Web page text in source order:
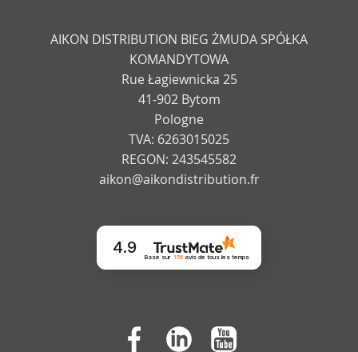
AIKON DISTRIBUTION BIEG ŻMUDA SPÓŁKA
KOMANDYTOWA
Rue Łagiewnicka 25
41-902 Bytom
Pologne
TVA: 6263015025
REGON: 243545582
aikon@aikondistribution.fr
4.9
Basé sur 156avis de tous les temps